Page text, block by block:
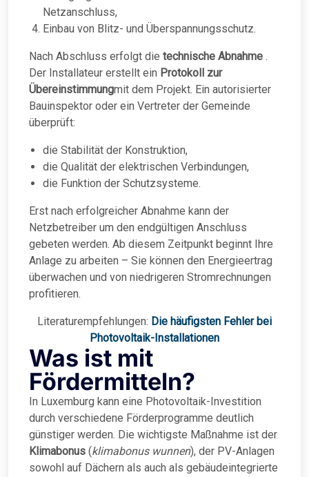
Netzanschluss,
Einbau von Blitz- und Überspannungsschutz.
Nach Abschluss erfolgt die technische Abnahme .
Der Installateur erstellt ein Protokoll zur
Übereinstimmungmit dem Projekt. Ein autorisierter
Bauinspektor oder ein Vertreter der Gemeinde
überprüft:
die Stabilität der Konstruktion,
die Qualität der elektrischen Verbindungen,
die Funktion der Schutzsysteme.
Erst nach erfolgreicher Abnahme kann der
Netzbetreiber um den endgültigen Anschluss
gebeten werden. Ab diesem Zeitpunkt beginnt Ihre
Anlage zu arbeiten – Sie können den Energieertrag
überwachen und von niedrigeren Stromrechnungen
profitieren.
Literaturempfehlungen: Die häufigsten Fehler bei
Photovoltaik-Installationen
Was ist mit
Fördermitteln?
In Luxemburg kann eine Photovoltaik-Investition
durch verschiedene Förderprogramme deutlich
günstiger werden. Die wichtigste Maßnahme ist der
Klimabonus (klimabonus wunnen), der PV-Anlagen
sowohl auf Dächern als auch als gebäudeintegrierte